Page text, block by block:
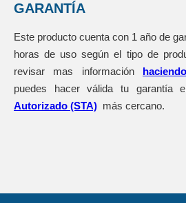
GARANTÍA
Este producto cuenta con 1 año de
horas de uso según el tipo de
revisar mas información
puedes hacer válida tu garantía
Autorizado (STA) más cercano.